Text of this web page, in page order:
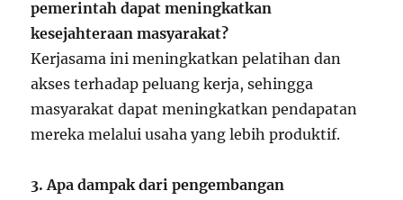
pemerintah dapat meningkatkan
kesejahteraan masyarakat?
Kerjasama ini meningkatkan pelatihan dan
akses terhadap peluang kerja, sehingga
masyarakat dapat meningkatkan pendapatan
mereka melalui usaha yang lebih produktif.
3. Apa dampak dari pengembangan